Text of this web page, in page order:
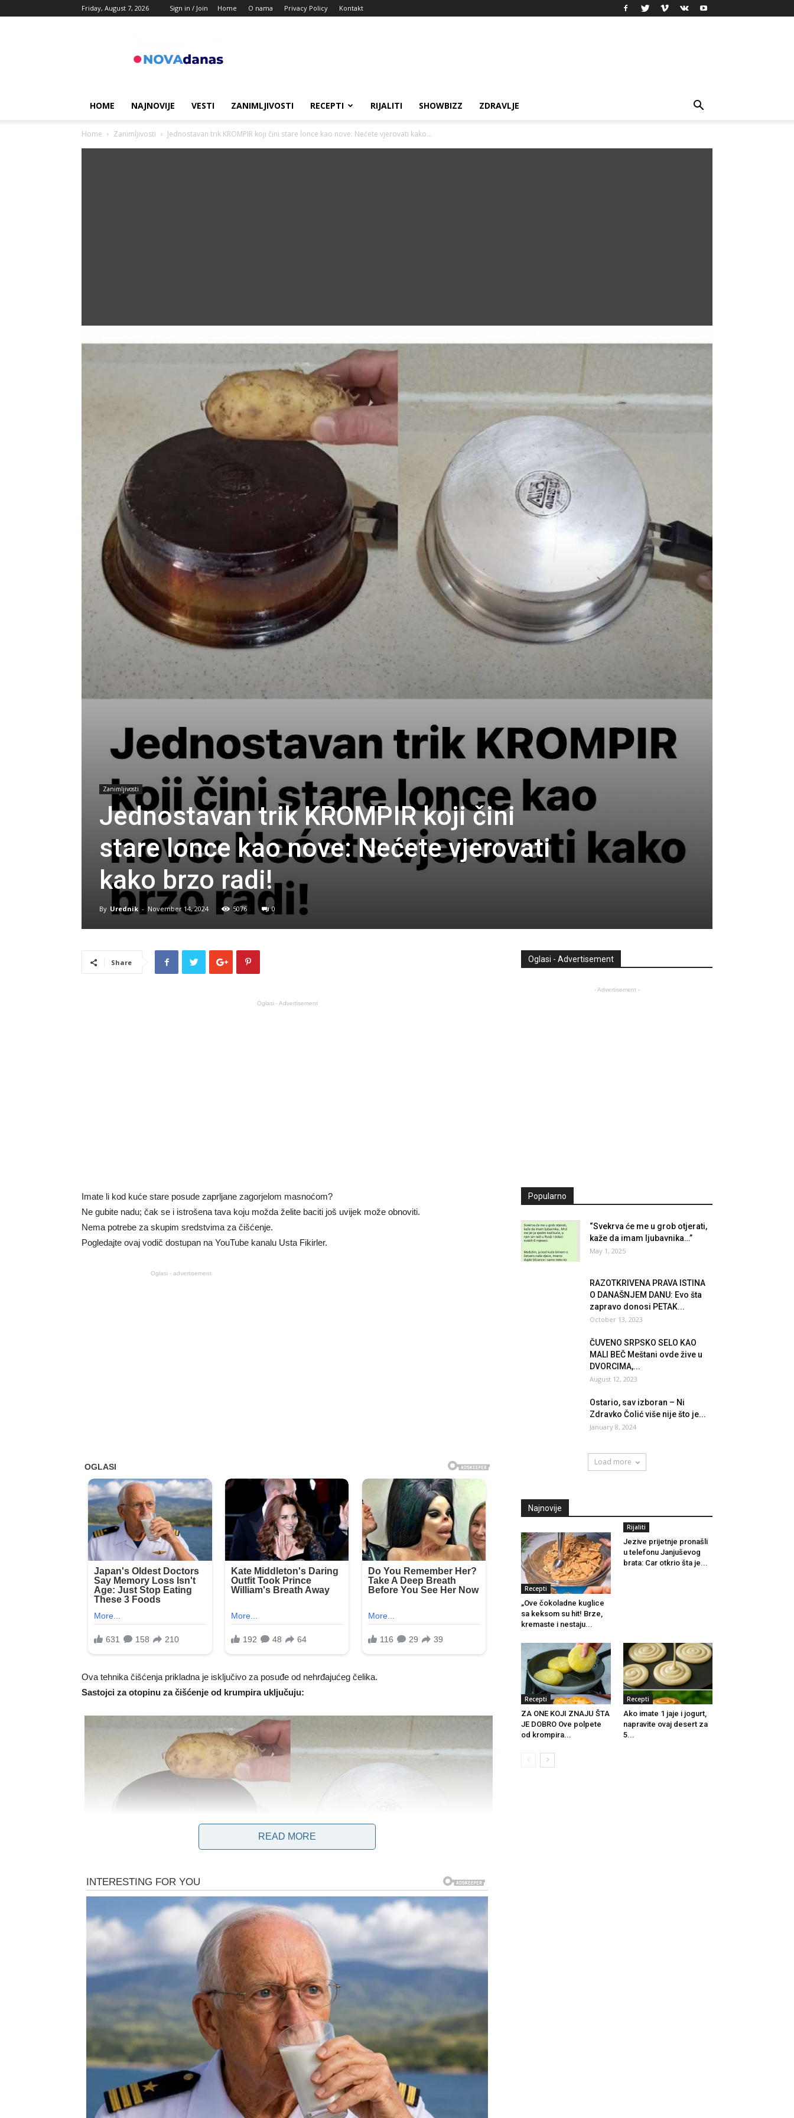
Friday, August 7, 2026 Sign in / Join Home O nama Privacy Policy Kontakt
HOME NAJNOVIJE VESTI ZANIMLJIVOSTI RECEPTI RIJALITI SHOWBIZZ ZDRAVLJE
Home Zanimljivosti Jednostavan trik KROMPIR koji čini stare lonce kao nove: Nećete vjerovati kako...
Zanimljivosti
Jednostavan trik KROMPIR koji čini
stare lonce kao nove: Nećete vjerovati
kako brzo radi!
By Urednik - November 14, 2024 5076 0
Share
Oglasi - Advertisement
Imate li kod kuće stare posude zaprljane zagorjelom masnoćom?
Ne gubite nadu; čak se i istrošena tava koju možda želite baciti još uvijek može obnoviti.
Nema potrebe za skupim sredstvima za čišćenje.
Pogledajte ovaj vodič dostupan na YouTube kanalu Usta Fikirler.
Oglasi - advertisement
Ova tehnika čišćenja prikladna je isključivo za posuđe od nehrđajućeg čelika.
Sastojci za otopinu za čišćenje od krumpira uključuju:
deterdžent za pranje rublja
krumpir
1 žlica praška za pecivo
Jedno pakiranje praška za pecivo.
pristup:
Za početak skinemo ručku s posude.
Zatim ulijte vodu.
Posudu napunjenu vodom stavite na štednjak i ostavite da se neko vrijeme zagrije.
READ MORE
Oglasi - Advertisement
- Advertisement -
Popularno
“Svekrva će me u grob otjerati,
kaže da imam ljubavnika…”
May 1, 2025
RAZOTKRIVENA PRAVA ISTINA
O DANAŠNJEM DANU: Evo šta
zapravo donosi PETAK...
October 13, 2023
ČUVENO SRPSKO SELO KAO
MALI BEČ Meštani ovde žive u
DVORCIMA,...
August 12, 2023
Ostario, sav izboran – Ni
Zdravko Čolić više nije što je...
January 8, 2024
Load more
Najnovije
Recepti
„Ove čokoladne kuglice
sa keksom su hit! Brze,
kremaste i nestaju...
Rijaliti
Jezive prijetnje pronašli
u telefonu Janjuševog
brata: Car otkrio šta je...
Recepti
ZA ONE KOJI ZNAJU ŠTA
JE DOBRO Ove polpete
od krompira...
Recepti
Ako imate 1 jaje i jogurt,
napravite ovaj desert za
5...